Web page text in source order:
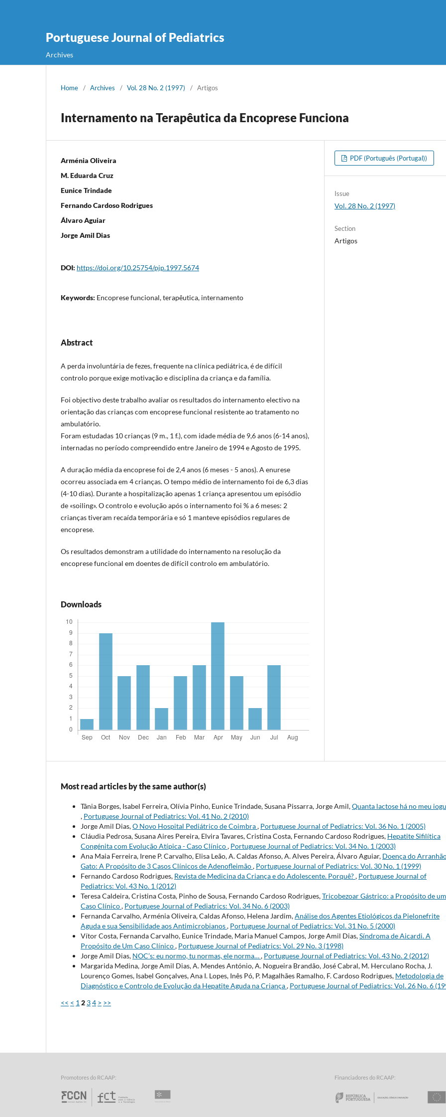
Portuguese Journal of Pediatrics
Archives
Home / Archives / Vol. 28 No. 2 (1997) / Artigos
Internamento na Terapêutica da Encoprese Funciona
Arménia Oliveira
M. Eduarda Cruz
Eunice Trindade
Fernando Cardoso Rodrigues
Álvaro Aguiar
Jorge Amil Dias
DOI: https://doi.org/10.25754/pjp.1997.5674
Keywords: Encoprese funcional, terapêutica, internamento
Abstract
A perda involuntária de fezes, frequente na clínica pediátrica, é de difícil
controlo porque exige motivação e disciplina da criança e da família.
Foi objectivo deste trabalho avaliar os resultados do internamento electivo na
orientação das crianças com encoprese funcional resistente ao tratamento no
ambulatório.
Foram estudadas 10 crianças (9 m., 1 f.), com idade média de 9,6 anos (6-14 anos),
internadas no período compreendido entre Janeiro de 1994 e Agosto de 1995.
A duração média da encoprese foi de 2,4 anos (6 meses - 5 anos). A enurese
ocorreu associada em 4 crianças. O tempo médio de internamento foi de 6,3 dias
(4-10 dias). Durante a hospitalização apenas 1 criança apresentou um episódio
de «soiling». O controlo e evolução após o internamento foi % a 6 meses: 2
crianças tiveram recaída temporária e só 1 manteve episódios regulares de
encoprese.
Os resultados demonstram a utilidade do internamento na resolução da
encoprese funcional em doentes de difícil controlo em ambulatório.
Downloads
PDF (Português (Portugal))
Issue
Vol. 28 No. 2 (1997)
Section
Artigos
Most read articles by the same author(s)
Tânia Borges, Isabel Ferreira, Olívia Pinho, Eunice Trindade, Susana Pissarra, Jorge Amil,Quanta lactose há no meu
, Portuguese Journal of Pediatrics: Vol. 41 No. 2 (2010)
Jorge Amil Dias,O Novo Hospital Pediátrico de Coimbra, Portuguese Journal of Pediatrics: Vol. 36 No. 1 (2005)
Cláudia Pedrosa, Susana Aires Pereira, Elvira Tavares, Cristina Costa, Fernando Cardoso Rodrigues, Hepatite Sifilítica
Congénita com Evolução Atípica - Caso Clínico, Portuguese Journal of Pediatrics: Vol. 34 No. 1 (2003)
Ana Maia Ferreira, Irene P. Carvalho, Elisa Leão, A. Caldas Afonso, A. Alves Pereira, Álvaro Aguiar, Doença do
Gato: A Propósito de 3 Casos Clínicos de Adenofleimão, Portuguese Journal of Pediatrics: Vol. 30 No. 1 (1999)
Fernando Cardoso Rodrigues, Revista de Medicina da Criança e do Adolescente. Porquê?, Portuguese Journal of
Pediatrics: Vol. 43 No. 1 (2012)
Teresa Caldeira, Cristina Costa, Pinho de Sousa, Fernando Cardoso Rodrigues,Tricobezoar Gástrico: a Propósito de um
Caso Clínico, Portuguese Journal of Pediatrics: Vol. 34 No. 6 (2003)
Fernanda Carvalho, Arménia Oliveira, Caldas Afonso, Helena Jardim,Análise dos Agentes Etiológicos da Pielonefrite
Aguda e sua Sensibilidade aos Antimicrobianos, Portuguese Journal of Pediatrics: Vol. 31 No. 5 (2000)
Vítor Costa, Fernanda Carvalho, Eunice Trindade, Maria Manuel Campos, Jorge Amil Dias,Síndroma de Aicardi. A
Propósito de Um Caso Clínico, Portuguese Journal of Pediatrics: Vol. 29 No. 3 (1998)
Jorge Amil Dias, NOC’s: eu normo, tu normas, ele norma…, Portuguese Journal of Pediatrics: Vol. 43 No. 2 (2012)
Margarida Medina, Jorge Amil Dias, A. Mendes António, A. Nogueira Brandão, José Cabral, M. Herculano Rocha, J.
Lourenço Gomes, Isabel Gonçalves, Ana I. Lopes, Inês Pó, P. Magalhães Ramalho, F. Cardoso Rodrigues, Metodologia de
Diagnóstico e Controlo de Evolução da Hepatite Aguda na Criança, Portuguese Journal of Pediatrics: Vol. 26 No. 6
<< < 1 2 34 > >>
Promotores do RCAAP:
Fundação para a Ciência e a Tecnologia - Fundação para a Computação Científica Nacional
Financiadores do RCAAP: